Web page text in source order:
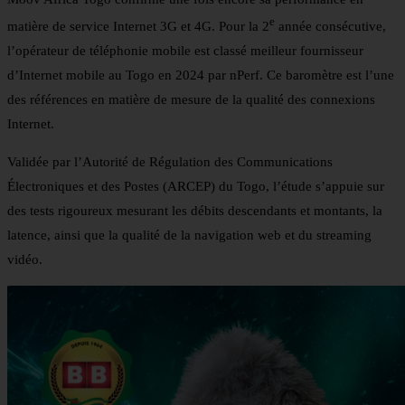
matière de service Internet 3G et 4G. Pour la 2 e année consécutive,
l’opérateur de téléphonie mobile est classé meilleur fournisseur
d’Internet mobile au Togo en 2024 par nPerf. Ce baromètre est l’une
des références en matière de mesure de la qualité des connexions
Internet.
Validée par l’Autorité de Régulation des Communications
Électroniques et des Postes (ARCEP) du Togo, l’étude s’appuie sur
des tests rigoureux mesurant les débits descendants et montants, la
latence, ainsi que la qualité de la navigation web et du streaming
vidéo.